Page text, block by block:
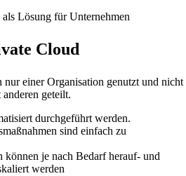
Cloud
einer Organisation genutzt und nicht
anderen geteilt.
durchgeführt werden.
sind einfach zu
können je nach Bedarf herauf- und
werden